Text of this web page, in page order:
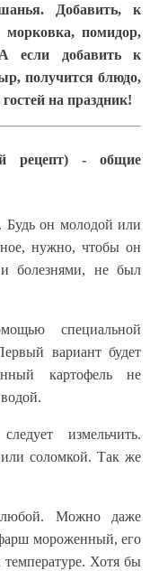
Добавить, к
помидор,
если добавить к
получится блюдо,
на праздник!
рецепт) - общие
Будь он молодой или
нужно, чтобы он
болезнями, не был
специальной
вариант будет
картофель не
измельчить.
соломкой. Так же
Можно даже
мороженный, его
Хотя бы